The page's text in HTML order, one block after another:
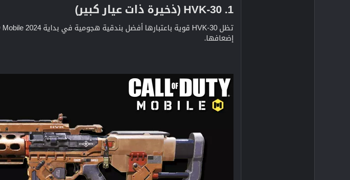
1. HVK-30 (ذخيرة ذات عيار كبير)​
إضعافها.